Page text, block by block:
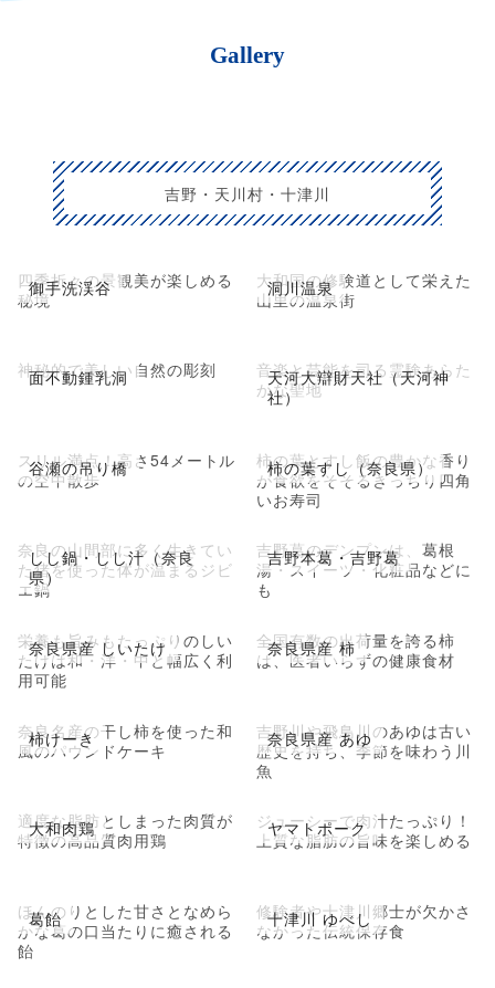
Gallery
吉野・天川村・十津川
御手洗渓谷
四季折々の景観美が楽しめる
秘境
洞川温泉
大和国の修験道として栄えた
山里の温泉街
面不動鍾乳洞
神秘的で美しい自然の彫刻
天河大辯財天社（天河神
社）
音楽と芸能を司る霊験あらた
かな聖地
谷瀬の吊り橋
スリル満点！高さ54メートル
の空中散歩
柿の葉すし（奈良県）
柿の葉とすし飯の豊かな香り
が食欲をそそるきっちり四角
いお寿司
しし鍋・しし汁（奈良
県）
奈良の山間部に多く生きてい
た猪を使った体が温まるジビ
エ鍋
吉野本葛・吉野葛
吉野葛のデンプンは、葛根
湯・スイーツ・化粧品などに
も
奈良県産 しいたけ
栄養も旨みもたっぷりのしい
たけは和・洋・中と幅広く利
用可能
奈良県産 柿
全国有数の出荷量を誇る柿
は、医者いらずの健康食材
柿けーき
奈良名産の干し柿を使った和
風のパウンドケーキ
奈良県産 あゆ
吉野川や飛鳥川のあゆは古い
歴史を持ち、季節を味わう川
魚
大和肉鶏
適度な脂肪としまった肉質が
特徴の高品質肉用鶏
ヤマトポーク
ジューシーで肉汁たっぷり！
上質な脂肪の旨味を楽しめる
葛飴
ほんのりとした甘さとなめら
かな葛の口当たりに癒される
飴
十津川 ゆべし
修験者や十津川郷士が欠かさ
なかった伝統保存食